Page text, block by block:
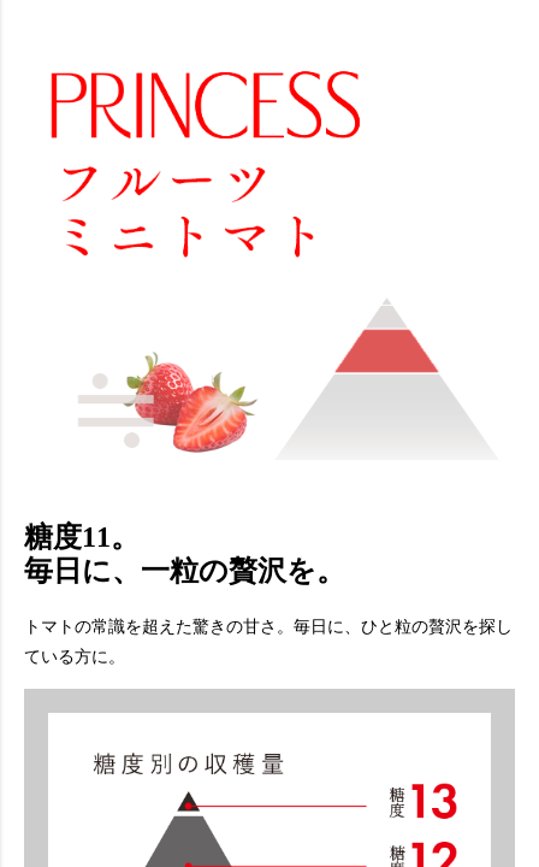
糖度11。
毎日に、一粒の贅沢を。
トマトの常識を超えた驚きの甘さ。毎日に、ひと粒の贅沢を探し
ている方に。